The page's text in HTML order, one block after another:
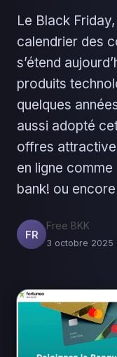
Le Black
calendrier des
s’étend
produits
quelques
aussi adopté
offres
en ligne
bank! ou
FR
Free BKK
3 octobre 2025